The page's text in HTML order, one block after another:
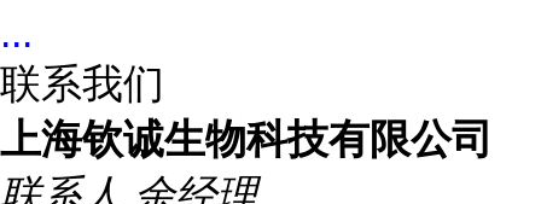
...
联系我们
上海钦诚生物科技有限公司
联系人 余经理